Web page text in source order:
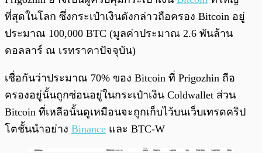
ที่สุดในโลก ซึ่งกระเป๋าเงินดังกล่าวถือครอง Bitcoin อยู่
ประมาณ 100,000 BTC (มูลค่าประมาณ 2.6 พันล้าน
ดอลลาร์ ณ เรทราคาปัจจุบัน)
เชื่อกันว่าประมาณ 70% ของ Bitcoin ที่ Prigozhin ถือ
ครองอยู่นั้นถูกซ่อนอยู่ในกระเป๋าเงิน Coldwallet ส่วน
Bitcoin ที่เหลือนั้นดูเหมือนจะถูกเก็บไว้บนเว็บเทรดคริป
โตชั้นนำอย่าง Binance และ BTC-W